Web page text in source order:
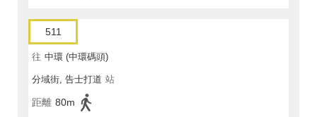
511
往 中環 (中環碼頭)
分域街, 告士打道 站
距離 80m